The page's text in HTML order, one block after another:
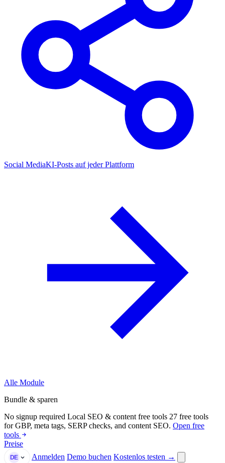
Social MediaKI-Posts auf jeder Plattform
Alle Module
Bundle & sparen
No signup required Local SEO & content free tools 27 free tools
for GBP, meta tags, SERP checks, and content SEO. Open free
tools
Preise
DE Anmelden Demo buchen Kostenlos testen →